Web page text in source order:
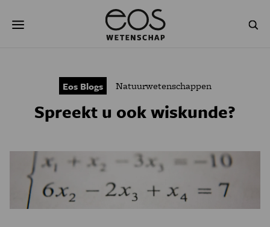
naar
GEZONDHEID RUIMTE
NATUURWETENSCHAPPEN
PSYCHE & BREIN BLOGS
PODCAST AGENDA
Eos Blogs Natuurwetenschappen
Spreekt u ook wiskunde?